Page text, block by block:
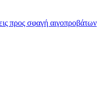
προς σφαγή αιγοπροβάτων